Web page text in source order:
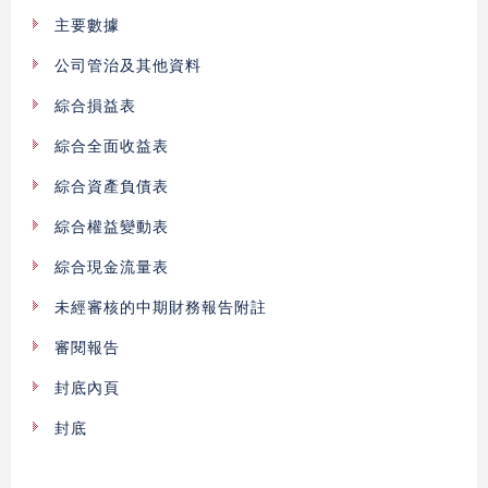
主要數據
公司管治及其他資料
綜合損益表
綜合全面收益表
綜合資產負債表
綜合權益變動表
綜合現金流量表
未經審核的中期財務報告附註
審閱報告
封底內頁
封底